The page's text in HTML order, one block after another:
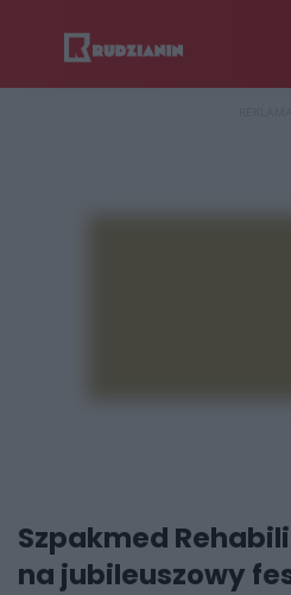
Szpakmed
na jubileuszowy